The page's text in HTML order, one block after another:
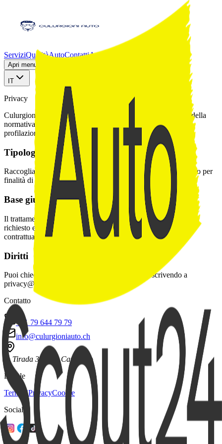
ServiziQualitàAutoContattiAutoScout24
Apri menu sezioni
IT
Privacy
Culurgioni Auto tratta i dati con responsabilità e nel rispetto della
normativa svizzera. L’uso di WhatsApp è volontario, senza
profilazione automatica.
Tipologia di dati
Raccogliamo nome, telefono, targa e documentazione dell’auto per
finalità di valutazione e acquisto.
Base giuridica
Il trattamento si basa sul legittimo interesse di offrire il servizio
richiesto e sulla necessità di adempiere eventuali obblighi
contrattuali.
Diritti
Puoi chiedere accesso, rettifica o cancellazione scrivendo a
privacy@culurgioniauto.ch.
Contatto
+41 79 644 79 79
info@culurgioniauto.ch
In Tirada 31
6528 Camorino
Legale
TerminiPrivacyCookie
Social